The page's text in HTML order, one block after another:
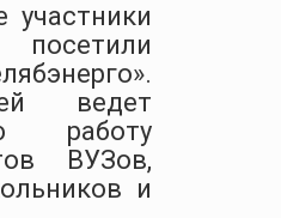
участники
посетили
ведет
работу
ВУЗов,
и